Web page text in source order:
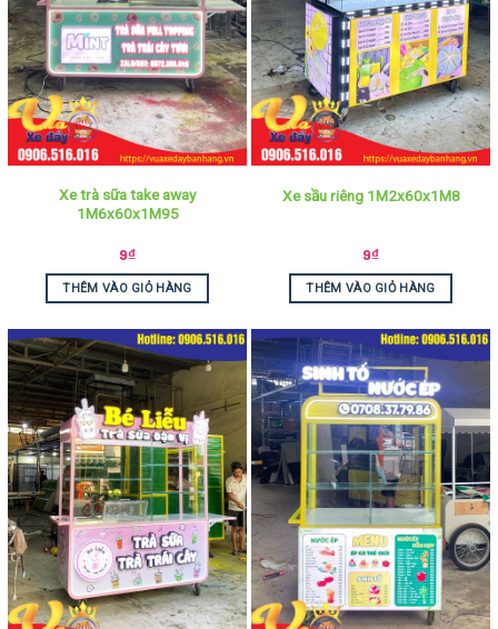
Xe trà sữa take away
1M6x60x1M95
9₫
THÊM VÀO GIỎ HÀNG
Xe sầu riêng 1M2x60x1M8
9₫
THÊM VÀO GIỎ HÀNG